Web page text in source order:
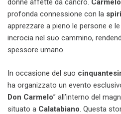
donne affette da cancro. Carmelo
profonda connessione con la
apprezzare a pieno le persone e
incrocia nel suo cammino,
spessore umano.
In occasione del suo
ha organizzato un evento
Don Carmelo” all’interno del
situato a Calatabiano . Questa